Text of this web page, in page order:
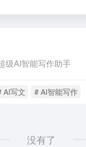
AI智能写作助手
AI写文 # AI智能写作
没有了